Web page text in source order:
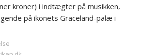
kroner) i indtægter på musikken,
på ikonets Graceland-palæ i